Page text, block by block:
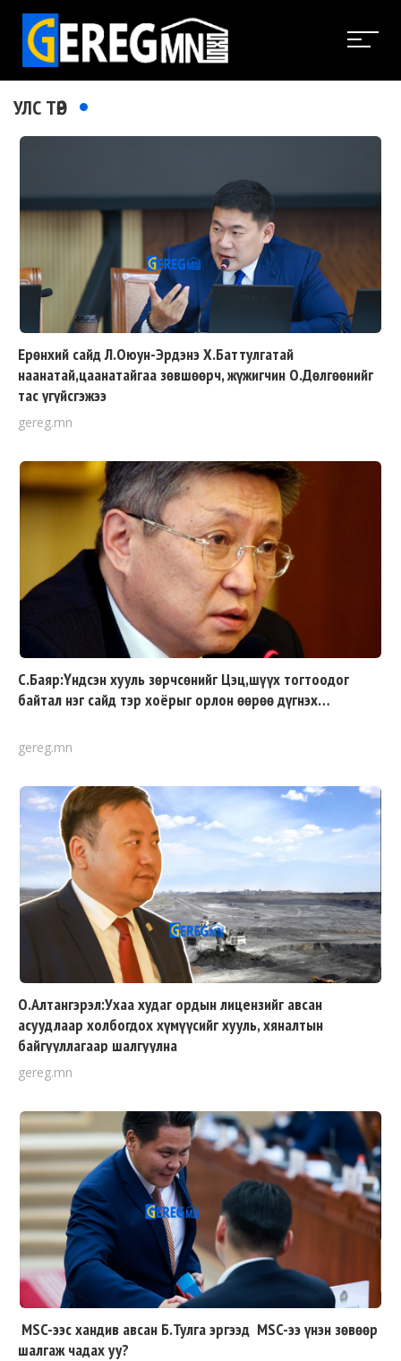
УЛС ТӨР
Ерөнхий сайд Л.Оюун-Эрдэнэ Х.Баттулгатай
наанатай,цаанатайгаа зөвшөөрч, жүжигчин О.Дөлгөөнийг
тас үгүйсгэжээ
gereg.mn
С.Баяр:Үндсэн хууль зөрчсөнийг Цэц,шүүх тогтоодог
байтал нэг сайд тэр хоёрыг орлон өөрөө дүгнэх…
gereg.mn
О.Алтангэрэл:Ухаа худаг ордын лицензийг авсан
асуудлаар холбогдох хүмүүсийг хууль, хяналтын
байгууллагаар шалгуулна
gereg.mn
MSC-ээс хандив авсан Б.Тулга эргээд MSC-ээ үнэн зөвөөр
шалгаж чадах уу?